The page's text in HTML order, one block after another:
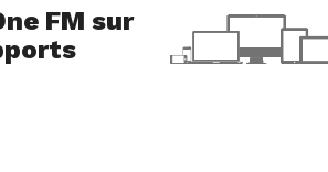
FM sur